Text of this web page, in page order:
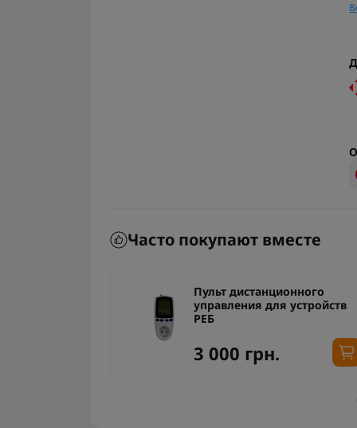
Часто покупают вместе
Пульт дистанционного
управления для устройств
РЕБ
3 000 грн.